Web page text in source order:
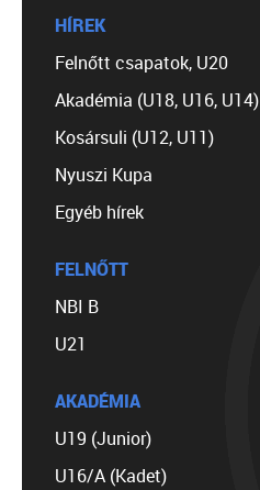
HÍREK
Felnőtt csapatok, U20
Akadémia (U18, U16, U14)
Kosársuli (U12, U11)
Nyuszi Kupa
Egyéb hírek
FELNŐTT
NBI B
U21
AKADÉMIA
U19 (Junior)
U16/A (Kadet)